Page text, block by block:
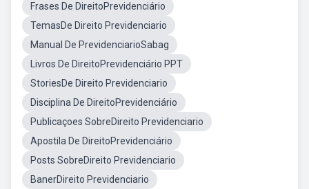
Frases De DireitoPrevidenciário
TemasDe Direito Previdenciario
Manual De PrevidenciarioSabag
Livros De DireitoPrevidenciário PPT
StoriesDe Direito Previdenciario
Disciplina De DireitoPrevidenciário
Publicaçoes SobreDireito Previdenciario
Apostila De DireitoPrevidenciário
Posts SobreDireito Previdenciario
BanerDireito Previdenciario